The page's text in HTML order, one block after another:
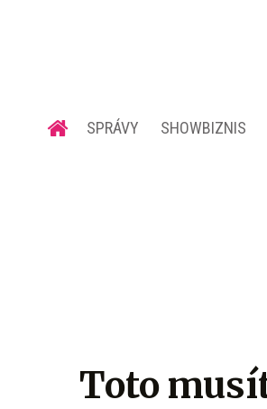
SPRÁVY SHOWBIZNIS
Toto